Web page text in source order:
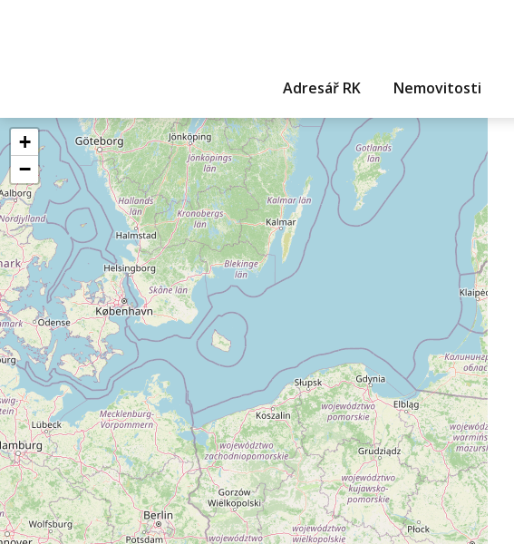
Adresář RK Nemovitosti
+
−